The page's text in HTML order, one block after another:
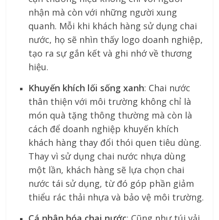
nhận mà còn với những người xung
quanh. Mỗi khi khách hàng sử dụng chai
nước, họ sẽ nhìn thấy logo doanh nghiệp,
tạo ra sự gắn kết và ghi nhớ về thương
hiệu.
Khuyến khích lối sống xanh: Chai nước
thân thiện với môi trường không chỉ là
món quà tặng thông thường mà còn là
cách để doanh nghiệp khuyến khích
khách hàng thay đổi thói quen tiêu dùng.
Thay vì sử dụng chai nước nhựa dùng
một lần, khách hàng sẽ lựa chọn chai
nước tái sử dụng, từ đó góp phần giảm
thiểu rác thải nhựa và bảo vệ môi trường.